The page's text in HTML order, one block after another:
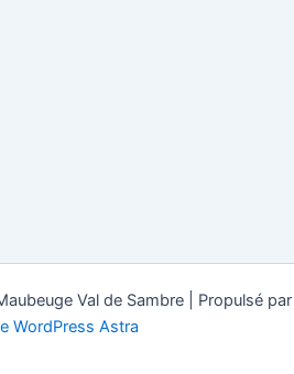
Val de Sambre | Propulsé par
WordPress Astra